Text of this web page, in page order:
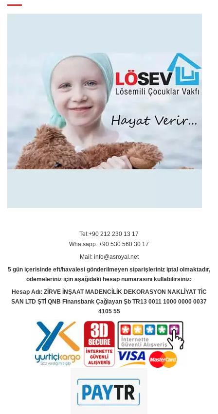
Tel:+90 212 230 13 17
Whatsapp: +90 530 560 30 17
Mail: info@asroyal.net
5 gün içerisinde eft/havalesi gönderilmeyen siparişleriniz iptal olmaktadır,
ödemeleriniz için aşağıdaki hesap numarasını kullabilirsiniz:
Hesap Adı: ZİRVE İNŞAAT MADENCİLİK DEKORASYON NAKLİYAT TİC
SAN LTD ŞTİ QNB Finansbank Çağlayan Şb TR13 0011 1000 0000 0037
4105 55